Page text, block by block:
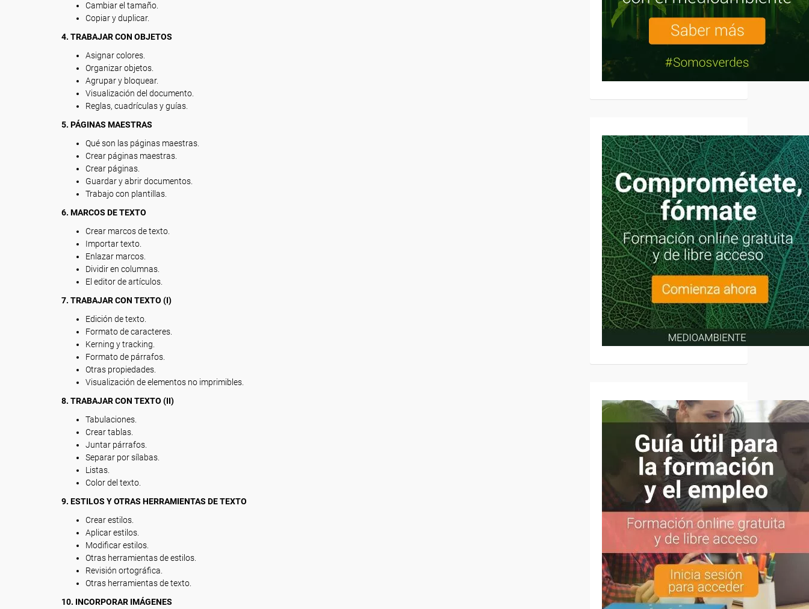
Cambiar el tamaño.
Copiar y duplicar.
4. TRABAJAR CON OBJETOS
Asignar colores.
Organizar objetos.
Agrupar y bloquear.
Visualización del documento.
Reglas, cuadrículas y guías.
5. PÁGINAS MAESTRAS
Qué son las páginas maestras.
Crear páginas maestras.
Crear páginas.
Guardar y abrir documentos.
Trabajo con plantillas.
6. MARCOS DE TEXTO
Crear marcos de texto.
Importar texto.
Enlazar marcos.
Dividir en columnas.
El editor de artículos.
7. TRABAJAR CON TEXTO (I)
Edición de texto.
Formato de caracteres.
Kerning y tracking.
Formato de párrafos.
Otras propiedades.
Visualización de elementos no imprimibles.
8. TRABAJAR CON TEXTO (II)
Tabulaciones.
Crear tablas.
Juntar párrafos.
Separar por sílabas.
Listas.
Color del texto.
9. ESTILOS Y OTRAS HERRAMIENTAS DE TEXTO
Crear estilos.
Aplicar estilos.
Modificar estilos.
Otras herramientas de estilos.
Revisión ortográfica.
Otras herramientas de texto.
10. INCORPORAR IMÁGENES